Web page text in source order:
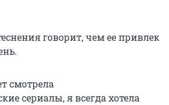
говорит, чем ее привлек
смотрела
сериалы, я всегда хотела